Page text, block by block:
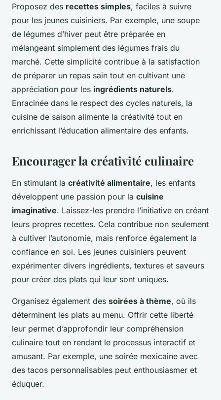
Proposez des recettes simples, faciles à suivre
pour les jeunes cuisiniers. Par exemple, une soupe
de légumes d’hiver peut être préparée en
mélangeant simplement des légumes frais du
marché. Cette simplicité contribue à la satisfaction
de préparer un repas sain tout en cultivant une
appréciation pour les ingrédients naturels.
Enracinée dans le respect des cycles naturels, la
cuisine de saison alimente la créativité tout en
enrichissant l’éducation alimentaire des enfants.
Encourager la créativité culinaire
En stimulant la créativité alimentaire, les enfants
développent une passion pour la cuisine
imaginative. Laissez-les prendre l’initiative en créant
leurs propres recettes. Cela contribue non seulement
à cultiver l’autonomie, mais renforce également la
confiance en soi. Les jeunes cuisiniers peuvent
expérimenter divers ingrédients, textures et saveurs
pour créer des plats qui leur sont uniques.
Organisez également des soirées à thème, où ils
déterminent les plats au menu. Offrir cette liberté
leur permet d’approfondir leur compréhension
culinaire tout en rendant le processus interactif et
amusant. Par exemple, une soirée mexicaine avec
des tacos personnalisables peut enthousiasmer et
éduquer.